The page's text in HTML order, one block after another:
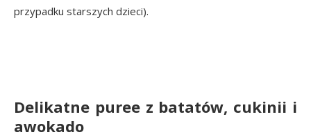
przypadku starszych dzieci).
Delikatne puree z batatów, cukinii i
awokado